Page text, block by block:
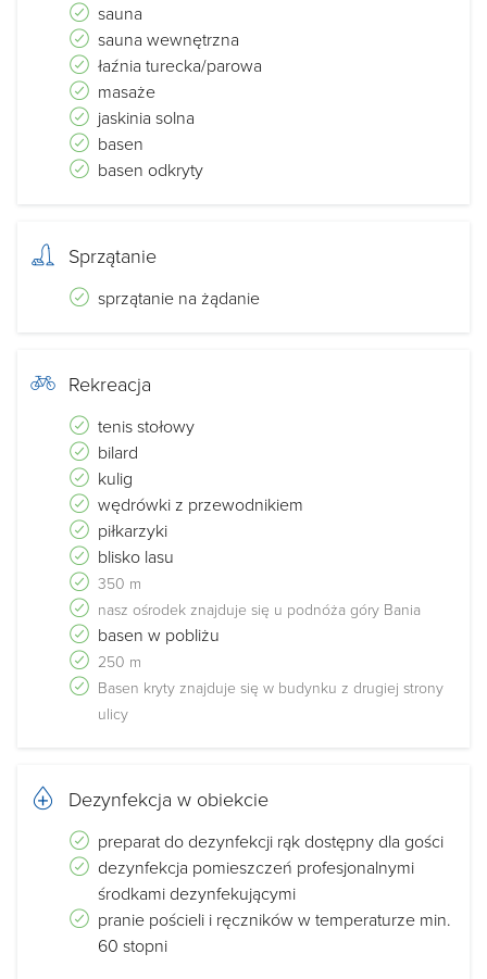
sauna
sauna wewnętrzna
łaźnia turecka/parowa
masaże
jaskinia solna
basen
basen odkryty
Sprzątanie
sprzątanie na żądanie
Rekreacja
tenis stołowy
bilard
kulig
wędrówki z przewodnikiem
piłkarzyki
blisko lasu
350 m
nasz ośrodek znajduje się u podnóża góry Bania
basen w pobliżu
250 m
Basen kryty znajduje się w budynku z drugiej strony
ulicy
Dezynfekcja w obiekcie
preparat do dezynfekcji rąk dostępny dla gości
dezynfekcja pomieszczeń profesjonalnymi
środkami dezynfekującymi
pranie pościeli i ręczników w temperaturze min.
60 stopni